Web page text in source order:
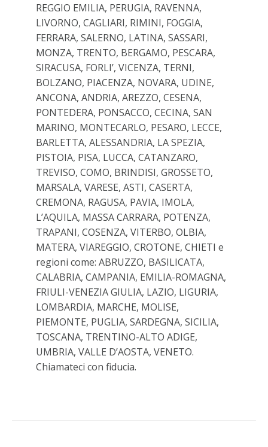
REGGIO EMILIA, PERUGIA, RAVENNA,
LIVORNO, CAGLIARI, RIMINI, FOGGIA,
FERRARA, SALERNO, LATINA, SASSARI,
MONZA, TRENTO, BERGAMO, PESCARA,
SIRACUSA, FORLI’, VICENZA, TERNI,
BOLZANO, PIACENZA, NOVARA, UDINE,
ANCONA, ANDRIA, AREZZO, CESENA,
PONTEDERA, PONSACCO, CECINA, SAN
MARINO, MONTECARLO, PESARO, LECCE,
BARLETTA, ALESSANDRIA, LA SPEZIA,
PISTOIA, PISA, LUCCA, CATANZARO,
TREVISO, COMO, BRINDISI, GROSSETO,
MARSALA, VARESE, ASTI, CASERTA,
CREMONA, RAGUSA, PAVIA, IMOLA,
L’AQUILA, MASSA CARRARA, POTENZA,
TRAPANI, COSENZA, VITERBO, OLBIA,
MATERA, VIAREGGIO, CROTONE, CHIETI e
regioni come: ABRUZZO, BASILICATA,
CALABRIA, CAMPANIA, EMILIA-ROMAGNA,
FRIULI-VENEZIA GIULIA, LAZIO, LIGURIA,
LOMBARDIA, MARCHE, MOLISE,
PIEMONTE, PUGLIA, SARDEGNA, SICILIA,
TOSCANA, TRENTINO-ALTO ADIGE,
UMBRIA, VALLE D’AOSTA, VENETO.
Chiamateci con fiducia.